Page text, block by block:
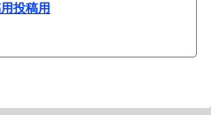
投稿用